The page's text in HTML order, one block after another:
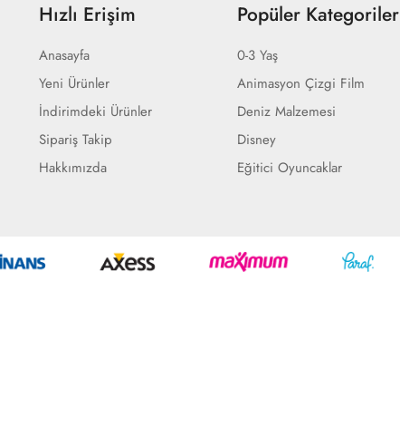
Hızlı Erişim
Anasayfa
Yeni Ürünler
İndirimdeki Ürünler
Sipariş Takip
Hakkımızda
Popüler Kategoriler
0-3 Yaş
Animasyon Çizgi Film
Deniz Malzemesi
Disney
Eğitici Oyuncaklar